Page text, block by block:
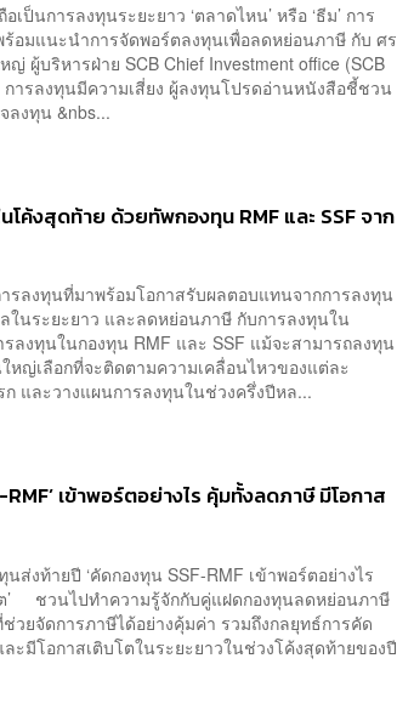
เป็นการลงทุนระยะยาว ‘ตลาดไหน’ หรือ ‘ธีม’ การ
อมแนะนำการจัดพอร์ตลงทุนเพื่อลดหย่อนภาษี กับ ศร
ผู้บริหารฝ่าย SCB Chief Investment office (SCB
รลงทุนมีความเสี่ยง ผู้ลงทุนโปรดอ่านหนังสือชี้ชวน
งทุน &nbs...
โค้งสุดท้าย ด้วยทัพกองทุน RMF และ SSF จาก
รลงทุนที่มาพร้อมโอกาสรับผลตอบแทนจากการลงทุน
ในระยะยาว และลดหย่อนภาษี กับการลงทุนใน
ลงทุนในกองทุน RMF และ SSF แม้จะสามารถลงทุน
หญ่เลือกที่จะติดตามความเคลื่อนไหวของแต่ละ
และวางแผนการลงทุนในช่วงครึ่งปีหล...
เข้าพอร์ตอย่างไร คุ้มทั้งลดภาษี มีโอกาส
ส่งท้ายปี ‘คัดกองทุน SSF-RMF เข้าพอร์ตอย่างไร
’ ชวนไปทำความรู้จักกับคู่แฝดกองทุนลดหย่อนภาษี
วยจัดการภาษีได้อย่างคุ้มค่า รวมถึงกลยุทธ์การคัด
ะมีโอกาสเติบโตในระยะยาวในช่วงโค้งสุดท้ายของปี